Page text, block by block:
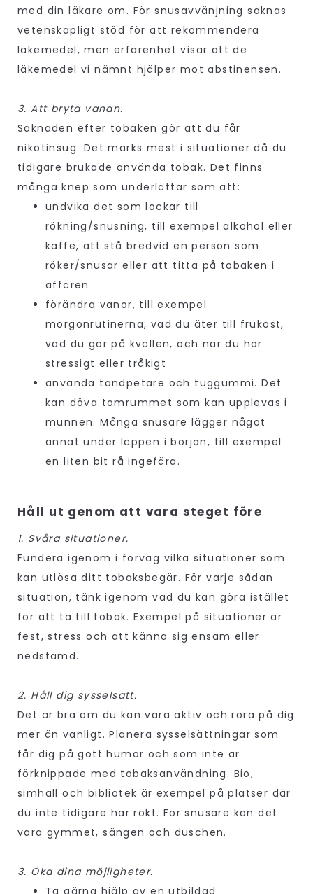
med din läkare om. För snusavvänjning saknas
vetenskapligt stöd för att rekommendera
läkemedel, men erfarenhet visar att de
läkemedel vi nämnt hjälper mot abstinensen.
3. Att bryta vanan.
Saknaden efter tobaken gör att du får
nikotinsug. Det märks mest i situationer då du
tidigare brukade använda tobak. Det finns
många knep som underlättar som att:
undvika det som lockar till
rökning/snusning, till exempel alkohol eller
kaffe, att stå bredvid en person som
röker/snusar eller att titta på tobaken i
affären
förändra vanor, till exempel
morgonrutinerna, vad du äter till frukost,
vad du gör på kvällen, och när du har
stressigt eller tråkigt
använda tandpetare och tuggummi. Det
kan döva tomrummet som kan upplevas i
munnen. Många snusare lägger något
annat under läppen i början, till exempel
en liten bit rå ingefära.
Håll ut genom att vara steget före
1. Svåra situationer.
Fundera igenom i förväg vilka situationer som
kan utlösa ditt tobaksbegär. För varje sådan
situation, tänk igenom vad du kan göra istället
för att ta till tobak. Exempel på situationer är
fest, stress och att känna sig ensam eller
nedstämd.
2. Håll dig sysselsatt.
Det är bra om du kan vara aktiv och röra på dig
mer än vanligt. Planera sysselsättningar som
får dig på gott humör och som inte är
förknippade med tobaksanvändning. Bio,
simhall och bibliotek är exempel på platser där
du inte tidigare har rökt. För snusare kan det
vara gymmet, sängen och duschen.
3. Öka dina möjligheter.
Ta gärna hjälp av en utbildad